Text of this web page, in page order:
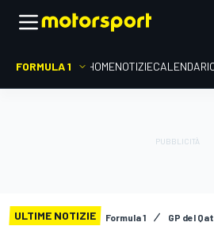
FORMULA 1 HOMENOTIZIE
ULTIME NOTIZIE Formula 1 GP del